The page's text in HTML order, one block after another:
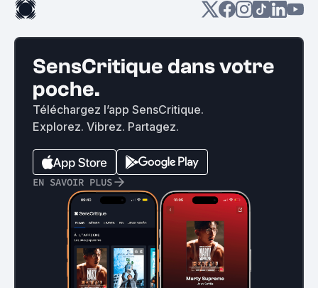
SensCritique dans votre
poche.
Téléchargez l’app SensCritique.
Explorez. Vibrez. Partagez.
EN SAVOIR PLUS